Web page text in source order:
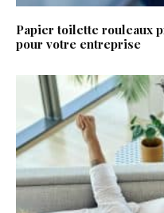
Papier toilette rouleaux
pour votre entreprise